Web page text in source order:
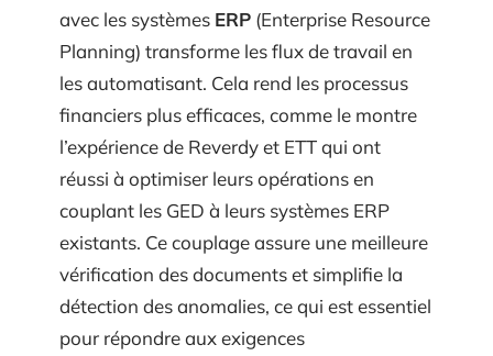
avec les systèmes ERP (Enterprise Resource
Planning) transforme les flux de travail en
les automatisant. Cela rend les processus
financiers plus efficaces, comme le montre
l’expérience de Reverdy et ETT qui ont
réussi à optimiser leurs opérations en
couplant les GED à leurs systèmes ERP
existants. Ce couplage assure une meilleure
vérification des documents et simplifie la
détection des anomalies, ce qui est essentiel
pour répondre aux exigences